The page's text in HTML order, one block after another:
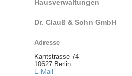
Hausverwaltungen
Dr. Clauß & Sohn GmbH
Adresse
Kantstrasse 74
10627 Berlin
E-Mail